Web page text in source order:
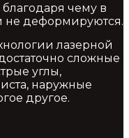
чему в
не деформируются.
лазерной
сложные
углы,
наружные
другое.